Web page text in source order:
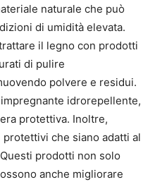
naturale che può
di umidità elevata.
il legno con prodotti
di pulire
polvere e residui.
idrorepellente,
protettiva. Inoltre,
che siano adatti al
prodotti non solo
anche migliorare